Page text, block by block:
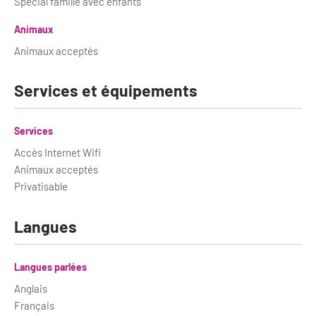
Le Label Villes et Villages Fleuris
L'organisation du label
Remise des Prix
Inscription à la newsletter
Grands Evènements
Animaux
Animaux acceptés
Services et équipements
Services
Accès Internet Wifi
Animaux acceptés
Privatisable
Langues
Langues parlées
Anglais
Français